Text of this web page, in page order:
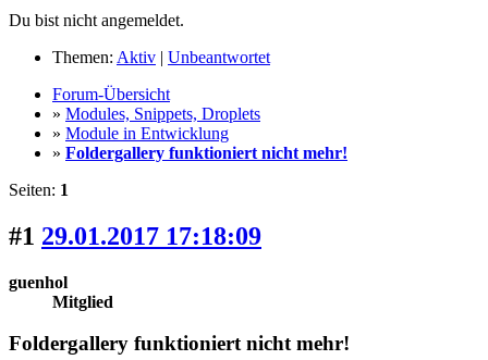
Du bist nicht angemeldet.
Themen: Aktiv | Unbeantwortet
Forum-Übersicht
» Modules, Snippets, Droplets
» Module in Entwicklung
» Foldergallery funktioniert nicht mehr!
Seiten: 1
#1 29.01.2017 17:18:09
guenhol
Mitglied
Foldergallery funktioniert nicht mehr!